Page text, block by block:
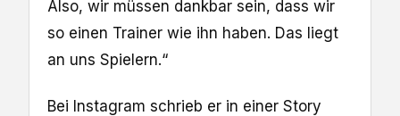
Also, wir müssen dankbar sein, dass wir
so einen Trainer wie ihn haben. Das liegt
an uns Spielern.“
Bei Instagram schrieb er in einer Story